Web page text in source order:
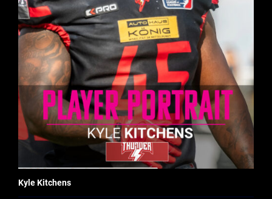
Kyle Kitchens